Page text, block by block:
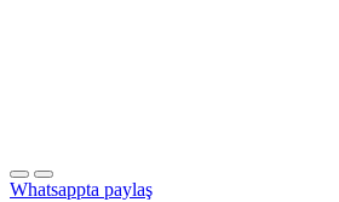
Whatsappta paylaş